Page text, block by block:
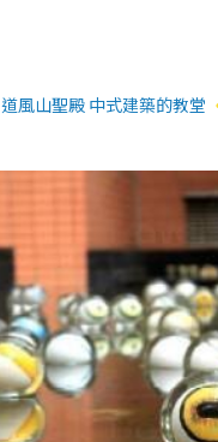
道風山聖殿 中式建築的教堂